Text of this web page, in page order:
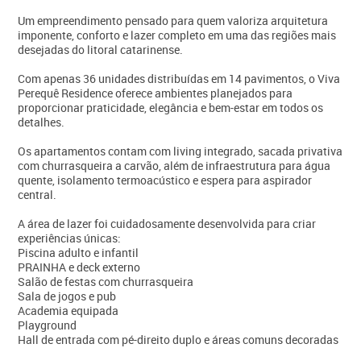
Um empreendimento pensado para quem valoriza arquitetura
imponente, conforto e lazer completo em uma das regiões mais
desejadas do litoral catarinense.
Com apenas 36 unidades distribuídas em 14 pavimentos, o Viva
Perequê Residence oferece ambientes planejados para
proporcionar praticidade, elegância e bem-estar em todos os
detalhes.
Os apartamentos contam com living integrado, sacada privativa
com churrasqueira a carvão, além de infraestrutura para água
quente, isolamento termoacústico e espera para aspirador
central.
A área de lazer foi cuidadosamente desenvolvida para criar
experiências únicas:
Piscina adulto e infantil
PRAINHA e deck externo
Salão de festas com churrasqueira
Sala de jogos e pub
Academia equipada
Playground
Hall de entrada com pé-direito duplo e áreas comuns decoradas